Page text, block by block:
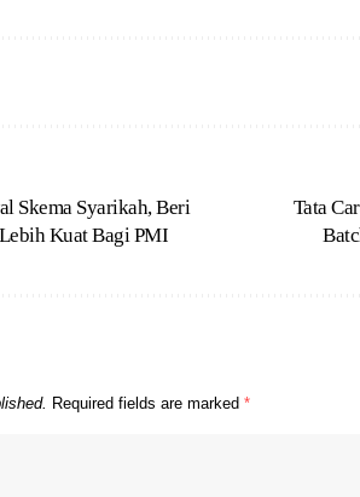
Skema Syarikah, Beri
Kuat Bagi PMI
Tata
Required fields are marked *